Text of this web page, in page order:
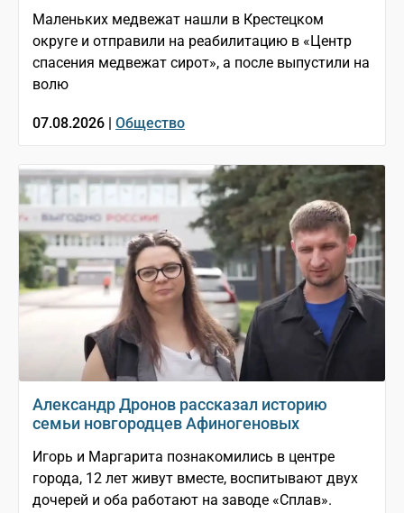
Маленьких медвежат нашли в Крестецком
округе и отправили на реабилитацию в «Центр
спасения медвежат сирот», а после выпустили на
волю
07.08.2026 | Общество
Александр Дронов рассказал историю
семьи новгородцев Афиногеновых
Игорь и Маргарита познакомились в центре
города, 12 лет живут вместе, воспитывают двух
дочерей и оба работают на заводе «Сплав».